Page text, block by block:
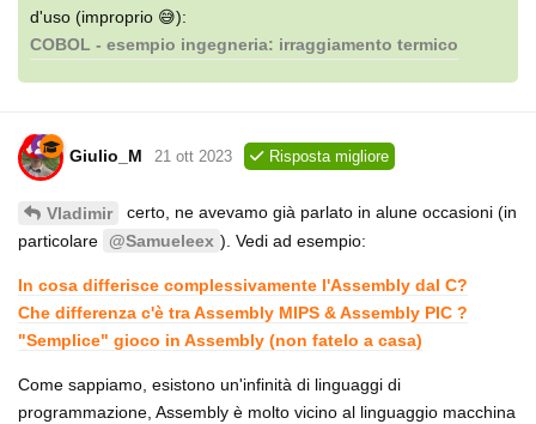
d'uso (improprio 😅):
COBOL - esempio ingegneria: irraggiamento termico
Giulio_M 21 ott 2023 Risposta migliore
Vladimir
certo, ne avevamo già parlato in alune occasioni (in
particolare
@Samueleex ). Vedi ad esempio:
In cosa differisce complessivamente l'Assembly dal C?
Che differenza c'è tra Assembly MIPS & Assembly PIC ?
"Semplice" gioco in Assembly (non fatelo a casa)
Come sappiamo, esistono un'infinità di linguaggi di
programmazione, Assembly è molto vicino al linguaggio macchina